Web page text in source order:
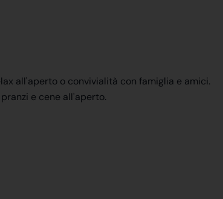
all'aperto o convivialità con famiglia e amici.
e cene all'aperto.